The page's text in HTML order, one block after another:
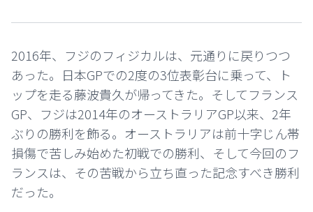
2016年、フジのフィジカルは、元通りに戻りつつ
あった。日本GPでの2度の3位表彰台に乗って、ト
ップを走る藤波貴久が帰ってきた。そしてフランス
GP、フジは2014年のオーストラリアGP以来、2年
ぶりの勝利を飾る。オーストラリアは前十字じん帯
損傷で苦しみ始めた初戦での勝利、そして今回のフ
ランスは、その苦戦から立ち直った記念すべき勝利
だった。